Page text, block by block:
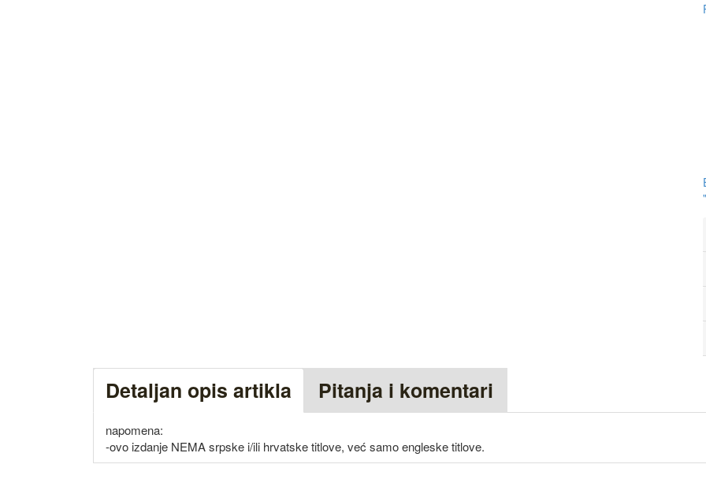
Detaljan opis artikla Pitanja i komentari
napomena:
-ovo izdanje NEMA srpske i/ili hrvatske titlove, već samo engleske titlove.